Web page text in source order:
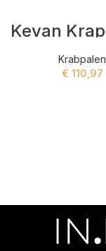
Krabpalen
€ 110,97